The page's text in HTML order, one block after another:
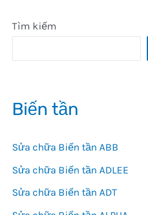
Tìm kiếm
Biến tần
Sửa chữa Biến tần ABB
Sửa chữa Biến tần ADLEE
Sửa chữa Biến tần ADT